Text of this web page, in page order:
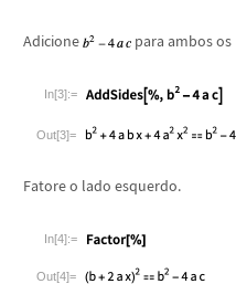
Adicione para ambos os
In[3]:=
Out[3]=
Fatore o lado esquerdo.
In[4]:=
Out[4]=